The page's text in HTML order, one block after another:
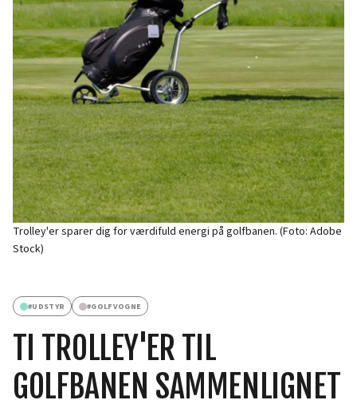
Trolley'er sparer dig for værdifuld energi på golfbanen. (Foto: Adobe
Stock)
#UDSTYR #GOLFVOGNE
TI TROLLEY'ER TIL
GOLFBANEN SAMMENLIGNET